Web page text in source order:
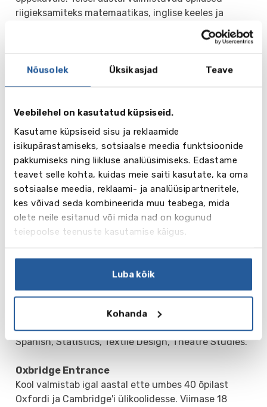
Nõusolek Üksikasjad Teave
Veebilehel on kasutatud küpsiseid.
Kasutame küpsiseid sisu ja reklaamide
isikupärastamiseks, sotsiaalse meedia funktsioonide
pakkumiseks ning liikluse analüüsimiseks. Edastame
teavet selle kohta, kuidas meie saiti kasutate, ka oma
sotsiaalse meedia, reklaami- ja analüüsipartneritele,
kes võivad seda kombineerida muu teabega, mida
olete neile esitanud või mida nad on kogunud
teiepoolse teenuste kasutamise käigus.
Luba kõik
Kohanda
riigieksamiteks matemaatikas, inglise keeles ja
humanitaarvalikaines ja ühes loodusteaduse aines.
One-year GCSE
– üheaastane õppekava õpilastele
vanuses 15-16 eluaastat. Reeglina valitakse 5-8
majandus, bioloogia, keemia, füüsika, geograafia,
inglise keel, inglise kirjandus, kunst, näitlemine,
ajalugu, prantsuse keel, saksa keel, itaalia keel,
hispaania keel.
A-Level– kaheaastane keskkooli õppekava. Õpilased
valivad 4 õppeainet loetelust: Accounting, Ancient
History, Art, Craft & Design, Biology, Business
Studies, Ceramics, Chemistry, Classical Civilisation,
English Literature, Film Studies, French, Geography,
Geology, German, Graphic Communication, History,
Further Mathematics, Media Studies, Music,
Philosophy, Photography, Physics, Politics,
Psychology, Religious Studies, Russian, Sociology,
Spanish, Statistics, Textile Design, Theatre Studies.
Oxbridge Entrance
Kool valmistab igal aastal ette umbes 40 õpilast
Oxfordi ja Cambridge'i ülikoolidesse. Viimase 18